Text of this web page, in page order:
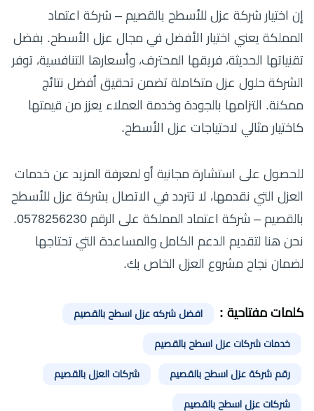
إن اختيار شركة عزل للأسطح بالقصيم – شركة اعتماد
المملكة يعني اختيار الأفضل في مجال عزل الأسطح. بفضل
تقنياتها الحديثة، فريقها المحترف، وأسعارها التنافسية، توفر
الشركة حلول عزل متكاملة تضمن تحقيق أفضل نتائج
ممكنة. التزامها بالجودة وخدمة العملاء يعزز من قيمتها
كاختيار مثالي لاحتياجات عزل الأسطح.
للحصول على استشارة مجانية أو لمعرفة المزيد عن خدمات
العزل التي نقدمها، لا تتردد في الاتصال بشركة عزل للأسطح
بالقصيم – شركة اعتماد المملكة على الرقم 0578256230.
نحن هنا لتقديم الدعم الكامل والمساعدة التي تحتاجها
لضمان نجاح مشروع العزل الخاص بك.
كلمات مفتاحية : افضل شركه عزل اسطح بالقصيم
خدمات شركات عزل اسطح بالقصيم
رقم شركة عزل اسطح بالقصيم شركات العزل بالقصيم
شركات عزل اسطح بالقصيم